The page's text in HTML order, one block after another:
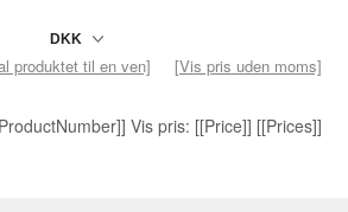
produktet til en ven] [Vis pris uden moms]
Vis pris: [[Price]] [[Prices]]